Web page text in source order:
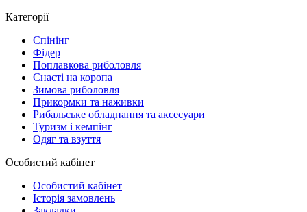
Категорії
Спінінг
Фідер
Поплавкова риболовля
Снасті на коропа
Зимова риболовля
Прикормки та наживки
Рибальське обладнання та аксесуари
Туризм і кемпінг
Одяг та взуття
Особистий кабінет
Особистий кабінет
Історія замовлень